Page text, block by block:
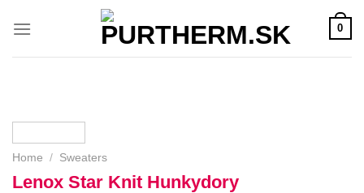
0
Home / Sweaters
Lenox Star Knit Hunkydory